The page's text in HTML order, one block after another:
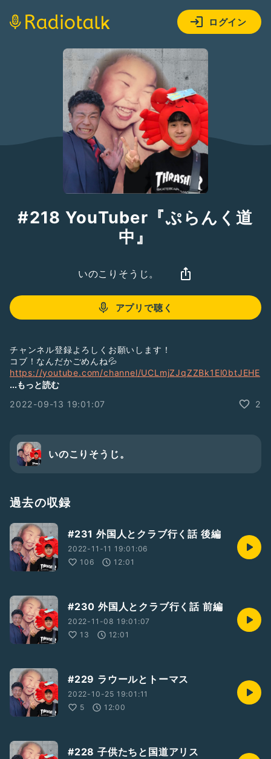
ログイン
#218 YouTuber『ぷらんく道
中』
いのこりそうじ。
アプリで聴く
チャンネル登録よろしくお願いします！
コブ！なんだかごめんね💦
https://youtube.com/channel/UCLmjZJqZZBk1El0btJEHE
lQ
#お笑い #芸人 #お笑い芸人
お便り募集中
...もっと読む
2022-09-13 19:01:07
2
いのこりそうじ。
過去の収録
#231 外国人とクラブ行く話 後編
2022-11-11 19:01:06
106
12:01
#230 外国人とクラブ行く話 前編
2022-11-08 19:01:07
13
12:01
#229 ラウールとトーマス
2022-10-25 19:01:11
5
12:00
#228 子供たちと国道アリス